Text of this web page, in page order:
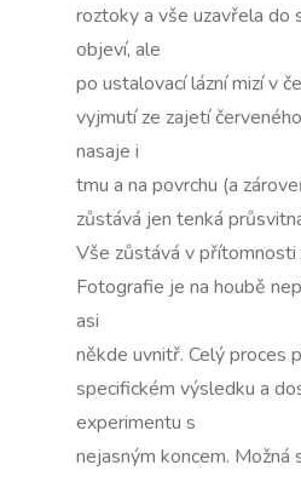
roztoky a vše uzavřela do
objeví, ale
po ustalovací lázní mizí v
vyjmutí ze zajetí
nasaje i
tmu a na povrchu (a
zůstává jen tenká
Vše zůstává v přítomnosti
Fotografie je na houbě
asi
někde uvnitř. Celý proces
specifickém výsledku a
experimentu s
nejasným koncem. Možná